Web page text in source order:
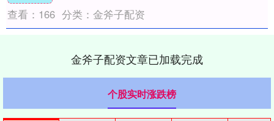
查看： 166 分类： 金斧子配资
金斧子配资文章已加载完成
个股实时涨跌榜